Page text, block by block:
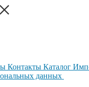
Контакты Каталог
данных